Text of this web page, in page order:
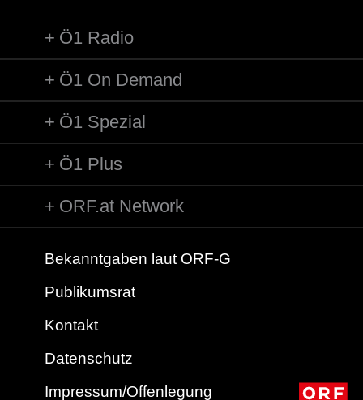
Ö1 Radio
Ö1 On Demand
Ö1 Spezial
Ö1 Plus
ORF.at Network
Bekanntgaben laut ORF-G
Publikumsrat
Kontakt
Datenschutz
Impressum/Offenlegung